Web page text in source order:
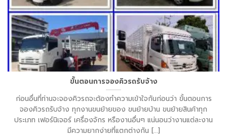
ขั้นตอนการจองคิวรถรับจ้าง
ก่อนอื่นที่ท่านจะจองคิวรถจะต้องทำความเข้าใจกันก่อนว่า ขั้นตอนการ
จองคิวรถรับจ้าง ทุกงานขนย้ายของ ขนย้ายบ้าน ขนย้ายสินค้าทุก
ประเภท เฟอร์นิเจอร์ เครื่องจักร หรืองานอื่นๆ แน่นอนว่างานแต่ละงาน
มีความยากง่ายที่แตกต่างกัน [...]